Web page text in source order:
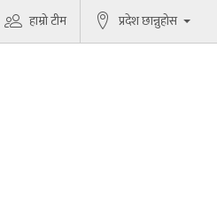
हाम्रो टीम प्रदेश छान्नुहोस